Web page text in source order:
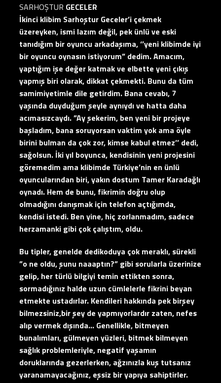
SARHOŞTUR GECELER
İkinci klibim Sarhoştur Geceler’i çekmek
üzereyken, ismi lazım değil, pek ünlü ve eski
tanıdığım bir oyuncu arkadaşıma, ‘’yeni klibimde iyi
bir oyuncu oynasın istiyorum” dedim. Amacım,
yaptığım işe değer katmak ve elbette yeni çıkış
yapmış biri olarak, dikkat çekmekti. Bunu da tüm
samimiyetimle dile getirdim. Bana cevabı, 7
yaşında duyduğum şeyle aynıydı ve hatta daha
acımasızcaydı. ”Ay şekerim, ben yeni bir projeye
başladım, bana soruyorsan vaktim yok ama öyle
birini bulman da çok zor, kimse kabul etmez’’ dedi,
sağolsun. İki yıl boyunca, kendisinin yeni projesini
göremedim ama klibimde Türkiye’nin en ünlü
oyuncularından biri, yakın dostum Tamer Karadağlı
oynadı. Hem de bunu, fikrimin doğru olup
olmadığını danışmak için telefon açtığımda,
kendisi istedi. Ben yine, hiç zorlanmadım, sadece
herzamanki gibi çok çalıştım, oldu.
Bu tipler, genelde dedikoduya çok meraklı, sürekli
”o ne oldu, şunu naaaptın?” gibi sorularla üzerinize
gelip, her türlü bilgiyi temin ettikten sonra,
sormadığınız halde uzun cümlelerle fikrini beyan
etmekte ustadırlar. Kendileri hakkında pek birşey
bilmezsiniz,bir şey de yapmıyorlardır zaten, nefes
alıp vermek dışında… Genellikle, bitmeyen
bunalımları, gülmeyen yüzleri, bitmek bilmeyen
sağlık problemleriyle, negatif yaşamın
doruklarında gezerlerken, ağzınızla kuş tutsanız
yaranamayacağınız, eşsiz bir yapıya sahiptirler.